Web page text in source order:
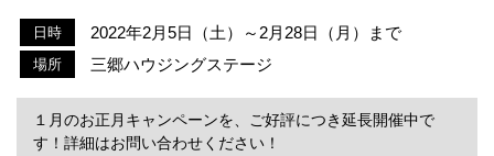
日時 2022年2月5日（土）～2月28日（月）まで
場所 三郷ハウジングステージ
１月のお正月キャンペーンを、ご好評につき延長開催中で
す！詳細はお問い合わせください！